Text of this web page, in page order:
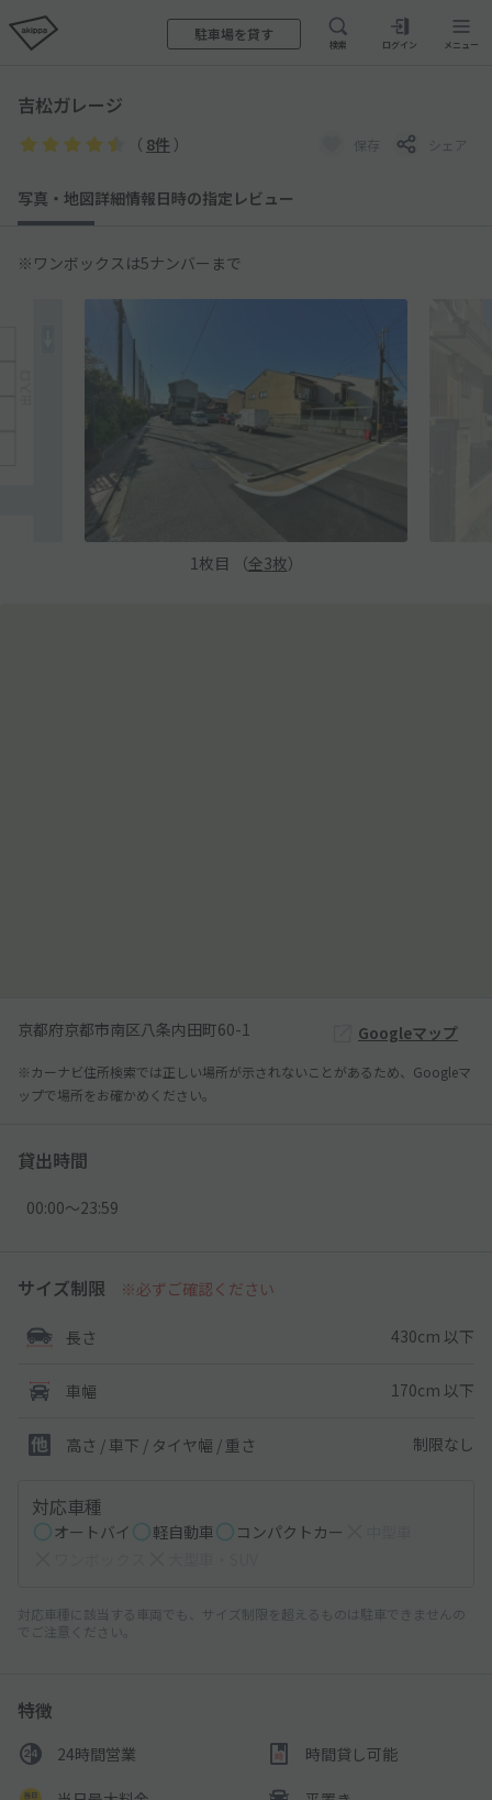
駐車場を貸す
検索 ログイン メニュー
吉松ガレージ
（ 8件 ） 保存 シェア
写真・地図詳細情報日時の指定 レビュー
※ワンボックスは5ナンバーまで
1 枚目 （全3枚）
京都府京都市南区八条内田町60-1 Googleマップ
※カーナビ住所検索では正しい場所が示されないことがあるため、Googleマ
ップで場所をお確かめください。
貸出時間
00:00〜23:59
サイズ制限 ※必ずご確認ください
長さ 430cm 以下
車幅 170cm 以下
高さ / 車下 / タイヤ幅 / 重さ 制限なし
対応車種
オートバイ 軽自動車 コンパクトカー
対応車種に該当する車両でも、サイズ制限を超えるものは駐車できませんの
でご注意ください。
特徴
24時間営業 時間貸し可能